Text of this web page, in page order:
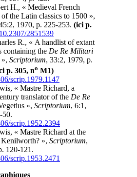
H., « Medieval French
the Latin classics to 1500 »,
1970, p. 225-253. (ici p.
2851539
R., « A handlist of extant
containing the De Re Militari
Scriptorium, 33:2, 1979, p.
p. 305, no M1)
scrip.1979.1147
« Mastre Richard, a
translator of the De Re
», Scriptorium, 6:1,
50.
scrip.1952.2394
« Mastre Richard at the
», Scriptorium,
120-121.
scrip.1953.2471